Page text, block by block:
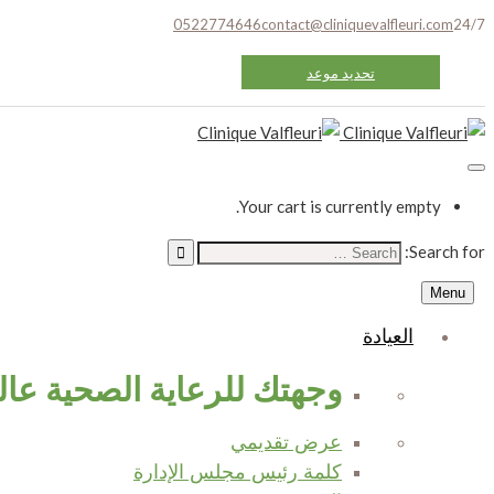
0522774646contact@cliniquevalfleuri.com24/7
تحديد موعد
Your cart is currently empty.
Search for:
Menu
العيادة
وجهتك للرعاية الصحية
عرض تقديمي
كلمة رئيس مجلس الإدارة